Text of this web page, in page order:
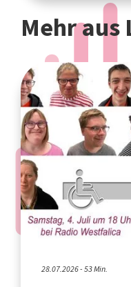
Mehr aus
28.07.2026 - 53 Min.